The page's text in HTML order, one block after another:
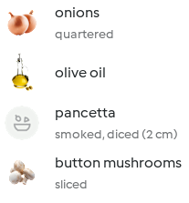
onions
quartered
olive oil
pancetta
smoked, diced (2 cm)
button mushrooms
sliced